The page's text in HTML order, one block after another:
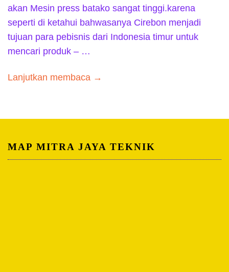
akan Mesin press batako sangat tinggi.karena
seperti di ketahui bahwasanya Cirebon menjadi
tujuan para pebisnis dari Indonesia timur untuk
mencari produk – …
Lanjutkan membaca →
MAP MITRA JAYA TEKNIK